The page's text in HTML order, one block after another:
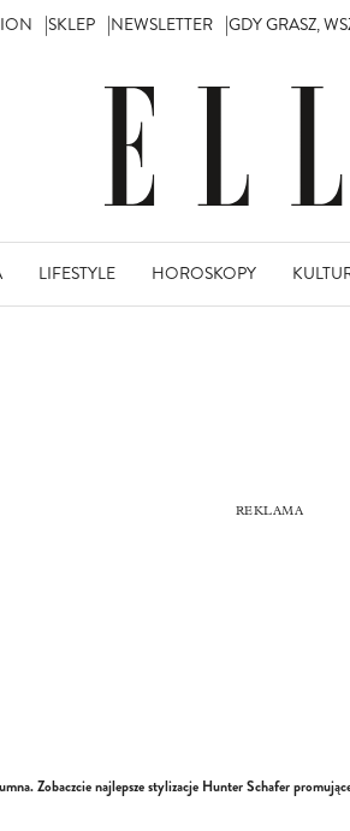
SKLEP NEWSLETTER GDY GRASZ,
LIFESTYLE HOROSKOPY
Zobaczcie najlepsze stylizacje Hunter Schafer